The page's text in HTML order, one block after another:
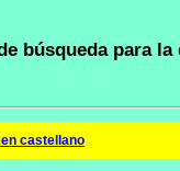
búsqueda para
castellano